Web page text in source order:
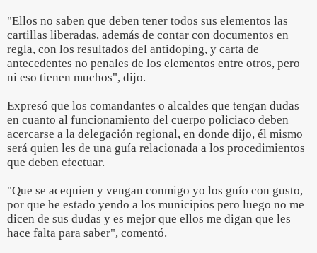
"Ellos no saben que deben tener todos sus elementos las
cartillas liberadas, además de contar con documentos en
regla, con los resultados del antidoping, y carta de
antecedentes no penales de los elementos entre otros, pero
ni eso tienen muchos", dijo.
Expresó que los comandantes o alcaldes que tengan dudas
en cuanto al funcionamiento del cuerpo policiaco deben
acercarse a la delegación regional, en donde dijo, él mismo
será quien les de una guía relacionada a los procedimientos
que deben efectuar.
"Que se acequien y vengan conmigo yo los guío con gusto,
por que he estado yendo a los municipios pero luego no me
dicen de sus dudas y es mejor que ellos me digan que les
hace falta para saber", comentó.